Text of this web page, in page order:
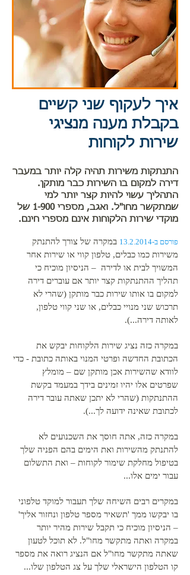
איך לעקוף שני קשיים
בקבלת מענה מנציגי
שירות לקוחות
התנתקות משירות תהיה קלה יותר במעבר
דירה למקום בו השירות כבר מותקן.
התהליך עשוי להיות קצר יותר למי
שמתקשר מחו"ל. ואגב, מספרי 1-900 של
מוקדי שירות הלקוחות אינם מספרי חינם.
פורסם ב-13.2.2014
במקרה של צורך להתנתק
משירות כמו כבלים, טלפון קווי או שירות אחר
המשויך לבית או לדירה – הניסיון מוכיח כי
תהליך ההתנתקות קצר יותר אם עוברים דירה
למקום בו אותו שירות כבר מותקן (שהרי לא
תרכוש שני מנויי כבלים, או שני קווי טלפון,
לאותה דירה...).
במקרה כזה נציג שירות הלקוחות יבקש את
הכתובת החדשה ופרטי המנוי באותה כתובת - כדי
לוודא שהשירות אכן מותקן שם – מומלץ
שפרטים אלו יהיו זמינים בידך במעמד בקשת
ההתנתקות (שהרי לא יתכן שאתה עובר דירה
לכתובת שאינה ידועה לך...).
במקרה כזה, אתה חוסך את השכנועים לא
להתנתק מהשירות ואת הימים בהם הפניה שלך
בטיפול מחלקת שימור לקוחות – ואת התשלום
עבור ימים אלו...
במקרים רבים השיחה שלך תעבור למוקד טלפוני
בו יבקשו ממך 'תשאיר מספר טלפון ונחזור אליך'
– הניסיון מוכיח כי תקבל שירות מהיר יותר
במקרה ואתה מתקשר מחו"ל. לא תוכל לטעון
שאתה מתקשר מחו"ל אם הנציג רואה את מספר
קו הטלפון הישראלי שלך על צג הטלפון שלו...